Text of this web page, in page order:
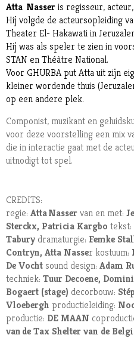
Atta Nasseris regisseur,
Hij volgde de acteursopleiding
Theater El- Hakawati in
Hij was als speler te zien in
STAN en Théâtre National.
Voor GHURBA put Atta uit zijn
kleiner wordende thuis
op een andere plek.
Componist, muzikant en
voor deze voorstelling een mix
die in interactie gaat met de
uitnodigt tot spel.
CREDITS:
regie: Atta Nasservan en met:
Sterckx, Patricia Kargbo tekst:
Tabury dramaturgie: Femke
Contryn, Atta Nasser kostuum:
De Vochtsound design: Adam
techniek: Tuur Decoene,
Bogaert (stage) decorbouw:
Vloebergh productieleiding:
productie: DE MAAN
van de Tax Shelter van de